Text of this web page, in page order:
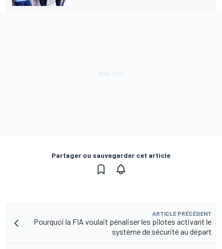
Partager ou sauvegarder cet article
ARTICLE PRÉCÉDENT
Pourquoi la FIA voulait pénaliser les pilotes activant le
système de sécurité au départ